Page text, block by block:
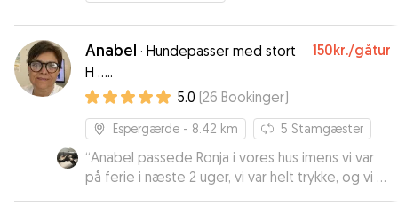
Anabel · Hundepasser med stort
H .....
150kr./gåtur
5.0 (26 Bookinger)
Espergærde - 8.42 km 5 Stamgæster
“Anabel passede Ronja i vores hus imens vi var
på ferie i næste 2 uger, vi var helt trykke, og vi er
sikre på at Ronja har haft det godt, vi kommer til